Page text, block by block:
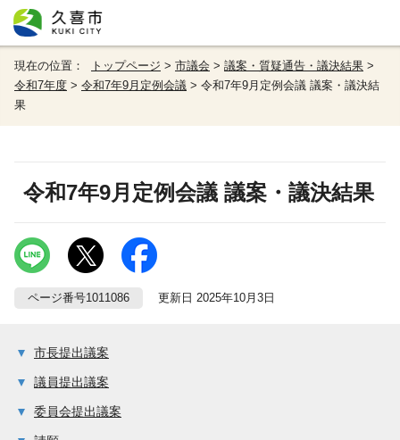
現在の位置： トップページ > 市議会 > 議案・質疑通告・議決結果 >
令和7年度 > 令和7年9月定例会議 > 令和7年9月定例会議 議案・議決結
果
令和7年9月定例会議 議案・議決結果
ページ番号1011086 更新日 2025年10月3日
市長提出議案
議員提出議案
委員会提出議案